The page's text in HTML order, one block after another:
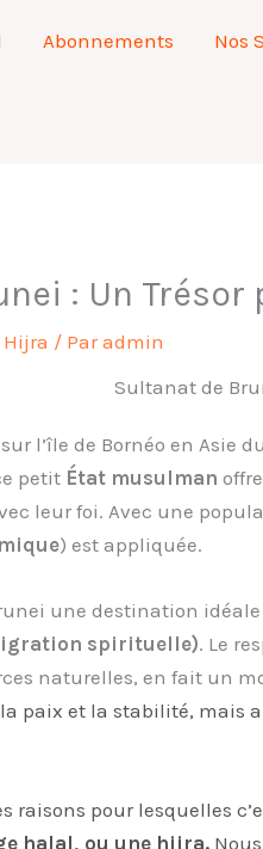
Abonnements Nos
: Un
Hijra / Paradmin
l’île de Bornéo en Asie
petit État musulman
leur foi. Avec une
) est appliquée.
une destination
spirituelle). Le
naturelles, en fait un
paix et la stabilité, mais
raisons pour lesquelles
halal, ou une hijra.